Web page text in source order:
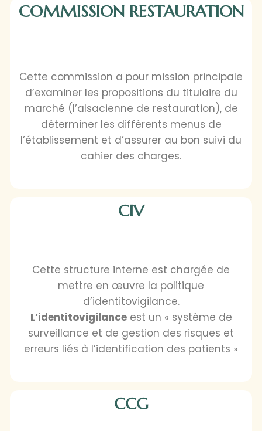
COMMISSION RESTAURATION
Cette commission a pour mission principale
d’examiner les propositions du titulaire du
marché (l’alsacienne de restauration), de
déterminer les différents menus de
l’établissement et d’assurer au bon suivi du
cahier des charges.
CIV
Cette structure interne est chargée de
mettre en œuvre la politique
d’identitovigilance.
L’identitovigilanceest un « système de
surveillance et de gestion des risques et
erreurs liés à l’identification des patients »
CCG